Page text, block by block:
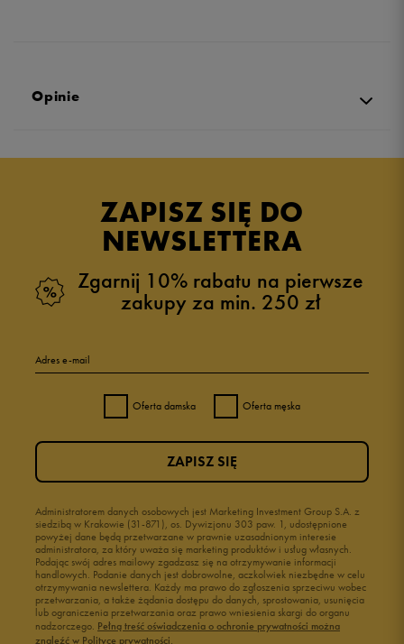
Opinie
ZAPISZ SIĘ DO
NEWSLETTERA
Zgarnij 10% rabatu na pierwsze
zakupy za min. 250 zł
Adres e-mail
Oferta damska Oferta męska
Administratorem danych osobowych jest Marketing Investment Group S.A. z
siedzibą w Krakowie (31-871), os. Dywizjonu 303 paw. 1, udostępnione
powyżej dane będą przetwarzane w prawnie uzasadnionym interesie
administratora, za który uważa się marketing produktów i usług własnych.
Podając swój adres mailowy zgadzasz się na otrzymywanie informacji
handlowych. Podanie danych jest dobrowolne, aczkolwiek niezbędne w celu
otrzymywania newslettera. Każdy ma prawo do zgłoszenia sprzeciwu wobec
przetwarzania, a także żądania dostępu do danych, sprostowania, usunięcia
lub ograniczenia przetwarzania oraz prawo wniesienia skargi do organu
nadzorczego. Pełną treść oświadczenia o ochronie prywatności można
znaleźć w Polityce prywatności.
ZAPISZ SIĘ